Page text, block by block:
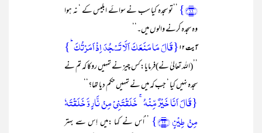
﴿۱۱﴾}
’’تو سجدہ کیا سب نے سوائے ابلیس کے ‘ نہ ہوا
وہ سجدہ کرنے والو ں میں۔‘‘
آیت ۱۲ {قَالَ مَا مَنَعَکَ اَلَّا تَسۡجُدَ اِذۡ اَمَرۡتُکَ ؕ}
’’(اللہ تعالیٰ نے)فرمایا:کس چیز نے تمہیں روکا کہ تم نے
سجدہ نہیں کیا ‘ جب کہ میں نے تمہیں حکم دیا تھا؟‘‘
{قَالَ اَنَا خَیۡرٌ مِّنۡہُ ۚ خَلَقۡتَنِیۡ مِنۡ نَّارٍ وَّ خَلَقۡتَہٗ
مِنۡ طِیۡنٍ ﴿۱۲﴾}
’’اُس نے کہا :میں اِس سے بہتر